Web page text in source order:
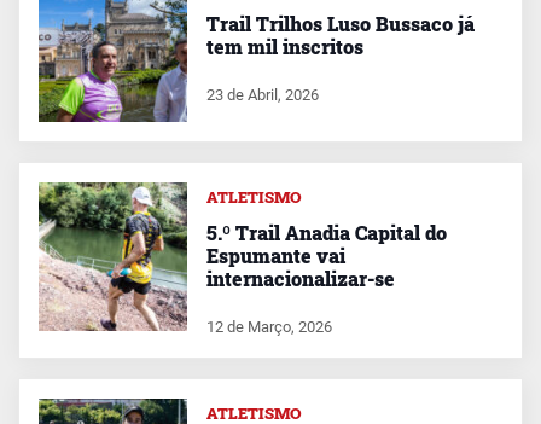
Trail Trilhos Luso Bussaco já
tem mil inscritos
23 de Abril, 2026
ATLETISMO
5.º Trail Anadia Capital do
Espumante vai
internacionalizar-se
12 de Março, 2026
ATLETISMO